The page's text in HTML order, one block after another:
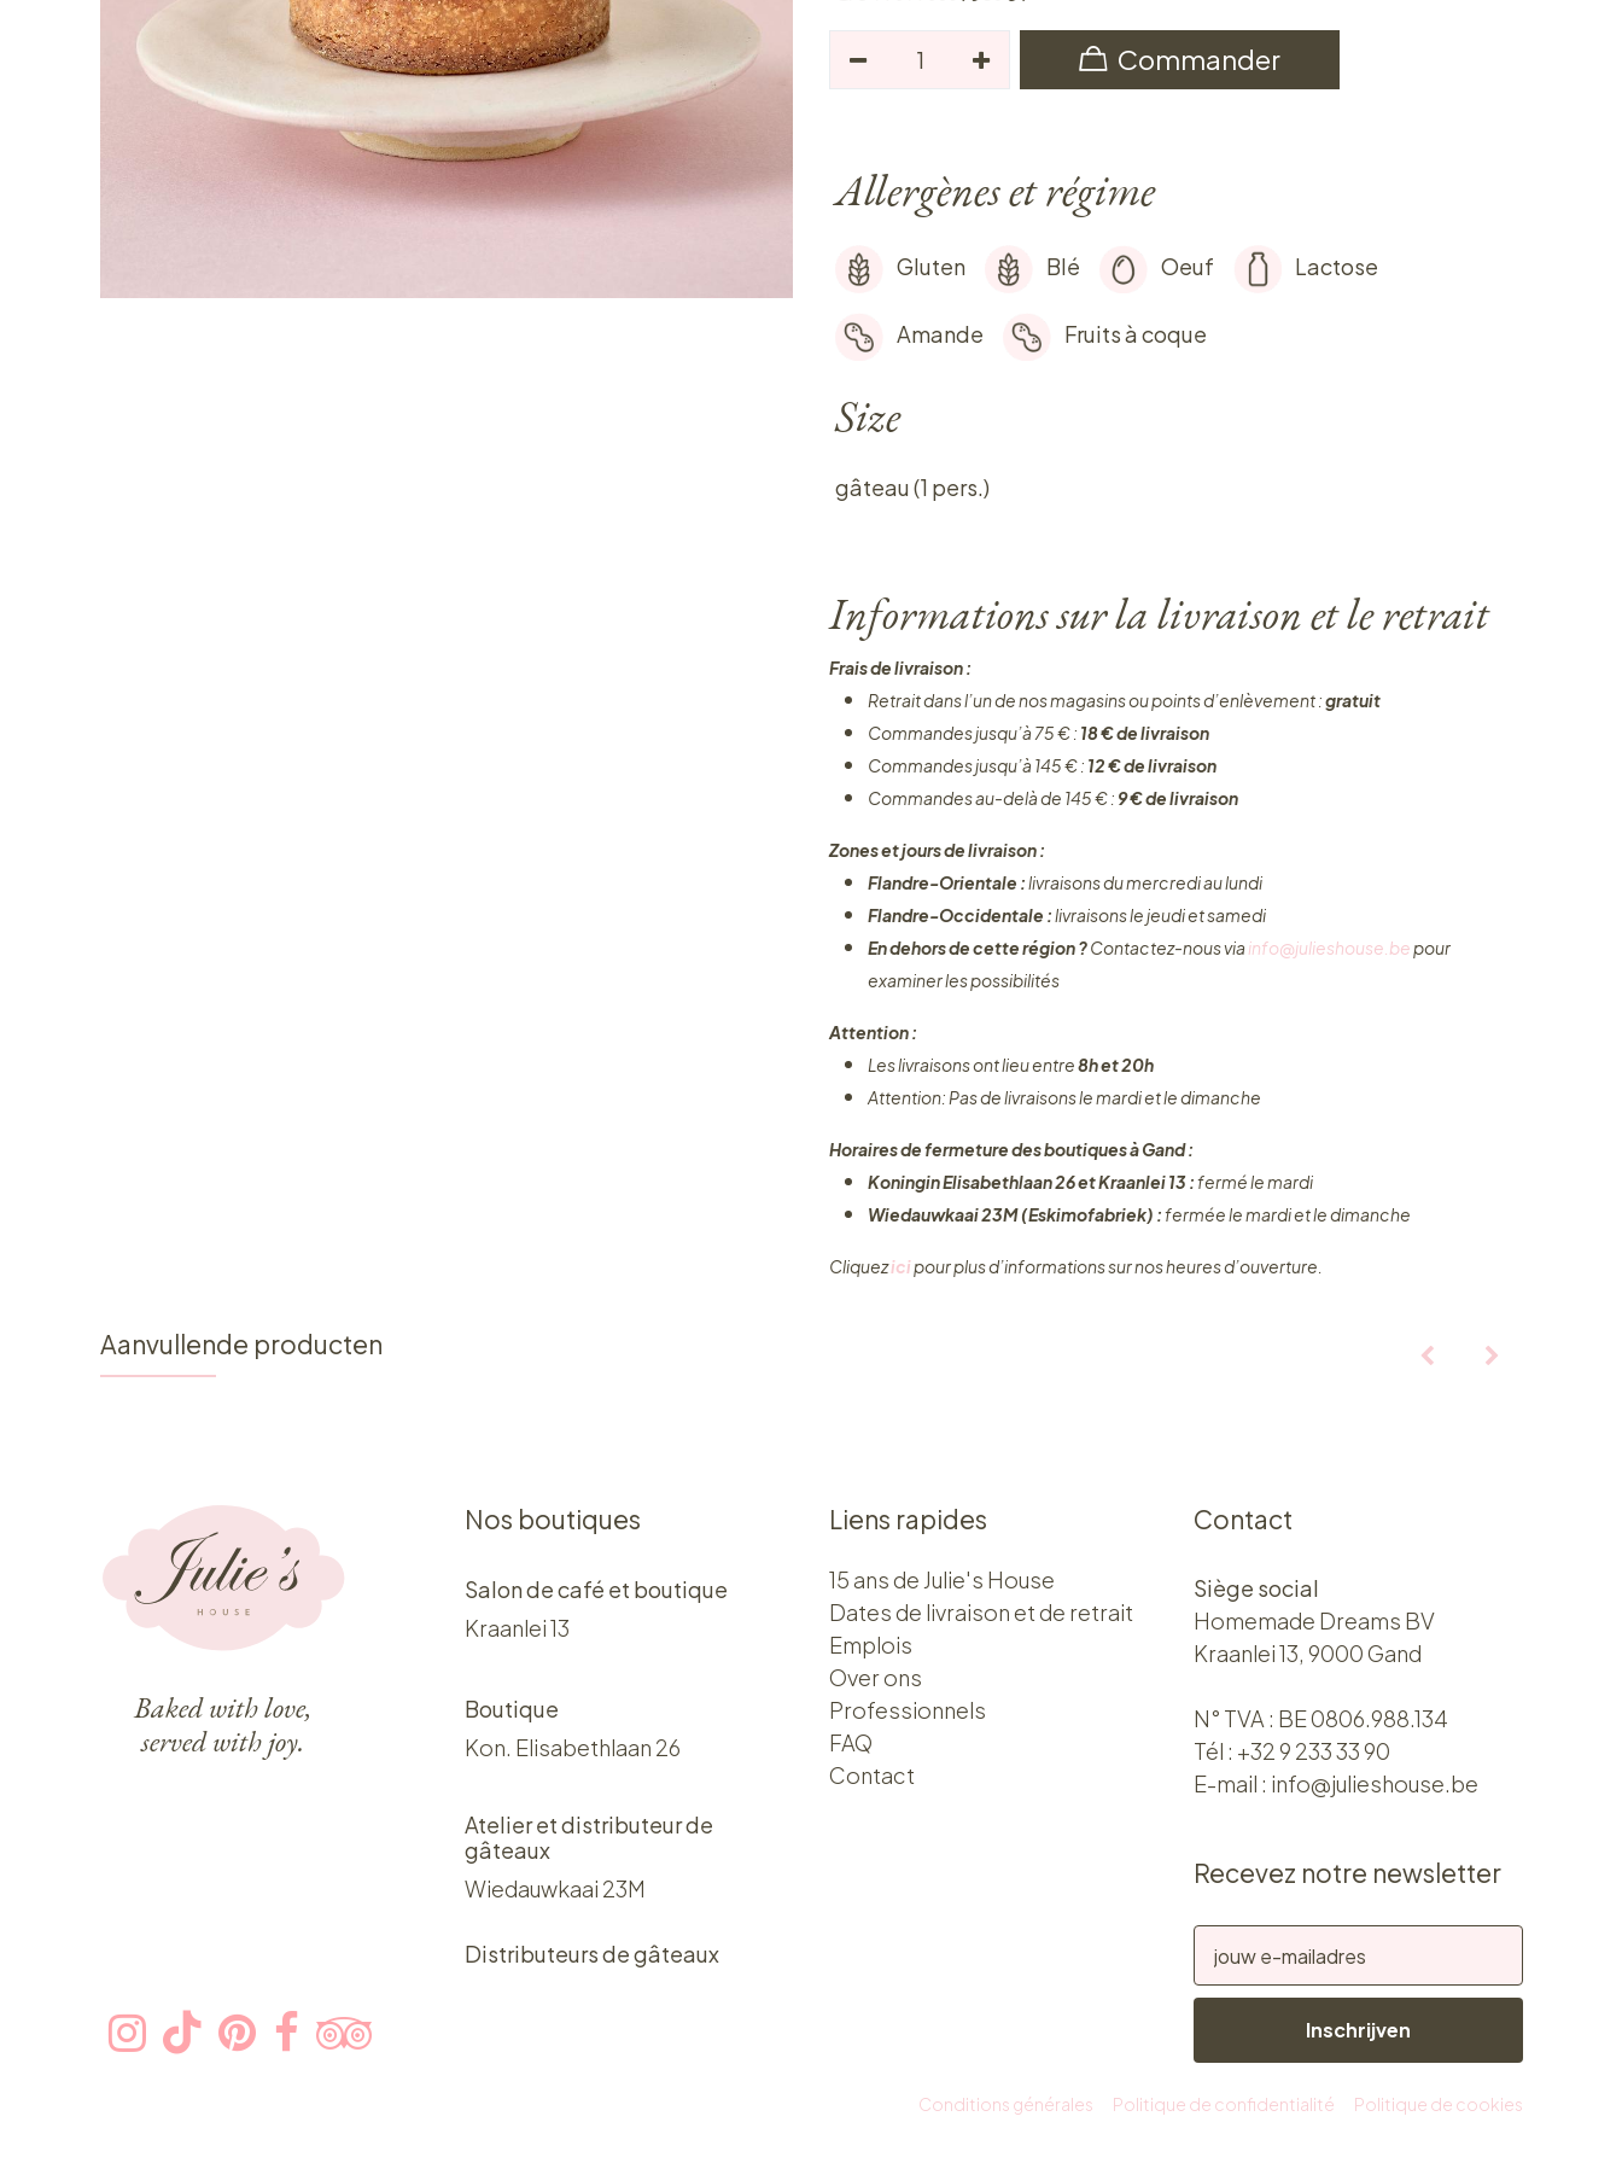
Commander
Allergènes et régime
Gluten Blé Oeuf Lactose
Amande Fruits à coque
Size
gâteau (1 pers.)
Informations sur la livraison et le retrait
Frais de livraison :
Retrait dans l’un de nos magasins ou points d’enlèvement :gratuit
Commandes jusqu’à 75 € : 18 € de livraison
Commandes jusqu’à 145 € : 12 € de livraison
Commandes au-delà de 145 € : 9 € de livraison
Zones et jours de livraison :
Flandre-Orientale :livraisons du mercredi au lundi
Flandre-Occidentale :livraisons le jeudi et samedi
En dehors de cette région ?Contactez-nous via info@julieshouse.bepour
examiner les possibilités
Attention :
Les livraisons ont lieu entre8h et 20h
Attention: Pas de livraisons le mardi et le dimanche
Horaires de fermeture des boutiques à Gand :
Koningin Elisabethlaan 26 et Kraanlei 13 :fermé le mardi
Wiedauwkaai 23M (Eskimofabriek) :fermée le mardi et le dimanche
Cliquez ​icipour plus d’informations sur nos heures d’ouverture.
Aanvullende producten
Baked with love,
served with joy.
Nos boutiques
Salon de café et boutique
Kraanlei 13
Boutique
Kon. Elisabethlaan 26
Atelier et distributeur de
gâteaux
Wiedauwkaai 23M
Distributeurs de gâteaux
Liens rapides
15 ans de Julie's House
Dates de livraison et de retrait
Emplois
Over ons​​
Professionnels
FAQ
Contact
Contact
Siège social
Homemade Dreams BV
Kraanlei 13, 9000 Gand
N° TVA : BE 0806.988.134
Tél : +32 9 233 33 90
E-mail : info@julieshouse.be
Recevez notre newsletter
Inschrijven
Conditions générales Politique de confidentialité Politique de cookies